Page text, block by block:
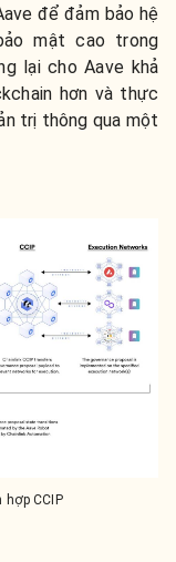
để đảm bảo hệ
mật cao trong
lại cho Aave khả
hơn và thực
trị thông qua một
hợp CCIP